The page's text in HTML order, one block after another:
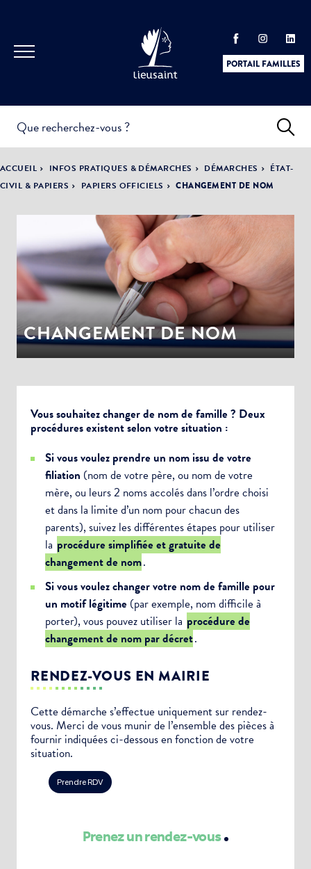
PORTAIL FAMILLES
PRATIQUES &
DÉMARCHES
ACTUALITÉS &
ÉVÈNEMENTS
LA VILLE
DÉMOCRATIE
PARTICIPATIVE
ACCUEIL INFOS PRATIQUES & DÉMARCHES DÉMARCHES
ÉTAT-
CIVIL & PAPIERS
PAPIERS OFFICIELS CHANGEMENT DE NOM
CHANGEMENT DE NOM
Vous souhaitez changer de nom de famille ? Deux
procédures existent selon votre situation :
Si vous voulez prendre un nom issu de votre
filiation (nom de votre père, ou nom de votre
mère, ou leurs 2 noms accolés dans l’ordre choisi
et dans la limite d’un nom pour chacun des
parents), suivez les différentes étapes pour utiliser
la procédure simplifiée et gratuite de
changement de nom.
Si vous voulez changer votre nom de famille pour
un motif légitime (par exemple, nom difficile à
porter), vous pouvez utiliser la procédure de
changement de nom par décret.
RENDEZ-VOUS EN MAIRIE
Cette démarche s’effectue uniquement sur rendez-
vous. Merci de vous munir de l’ensemble des pièces à
fournir indiquées ci-dessous en fonction de votre
situation.